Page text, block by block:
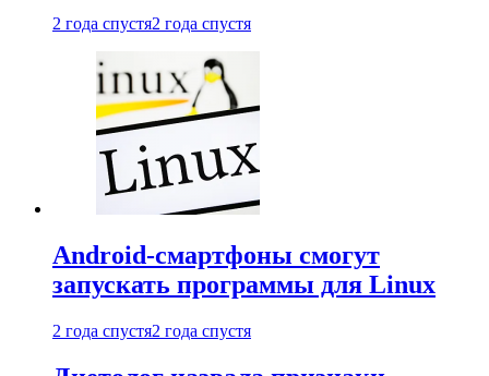
2 года спустя2 года спустя
Android-смартфоны смогут
запускать программы для Linux
2 года спустя2 года спустя